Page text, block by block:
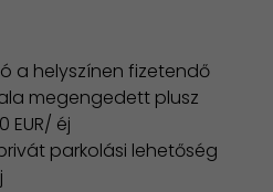
a helyszínen fizetendő
megengedett plusz
EUR/ éj
parkolási lehetőség